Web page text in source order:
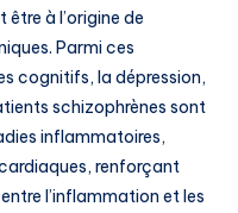
à l’origine de
Parmi ces
cognitifs, la dépression,
schizophrènes sont
inflammatoires,
renforçant
l’inflammation et les